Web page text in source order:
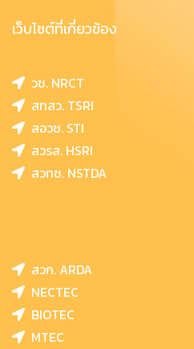
เว็บไซต์ที่เกี่ยวข้อง
วช. NRCT
สทสว. TSRI
สอวช. STI
สวรส. HSRI
สวทช. NSTDA
สวก. ARDA
NECTEC
BIOTEC
MTEC